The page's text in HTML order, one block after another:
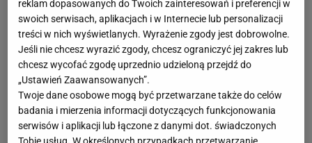
reklam dopasowanych do Twoich zainteresowań i preferencji w
swoich serwisach, aplikacjach i w Internecie lub personalizacji
treści w nich wyświetlanych. Wyrażenie zgody jest dobrowolne.
Jeśli nie chcesz wyrazić zgody, chcesz ograniczyć jej zakres lub
chcesz wycofać zgodę uprzednio udzieloną przejdź do
„Ustawień Zaawansowanych”.
Twoje dane osobowe mogą być przetwarzane także do celów
badania i mierzenia informacji dotyczących funkcjonowania
serwisów i aplikacji lub łączone z danymi dot. świadczonych